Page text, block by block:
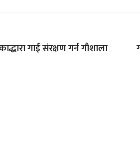
गाई संरक्षण गर्न गौशाला